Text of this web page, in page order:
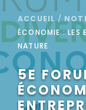
ACCUEIL /
ÉCONOMIE : LES
NATURE
5E